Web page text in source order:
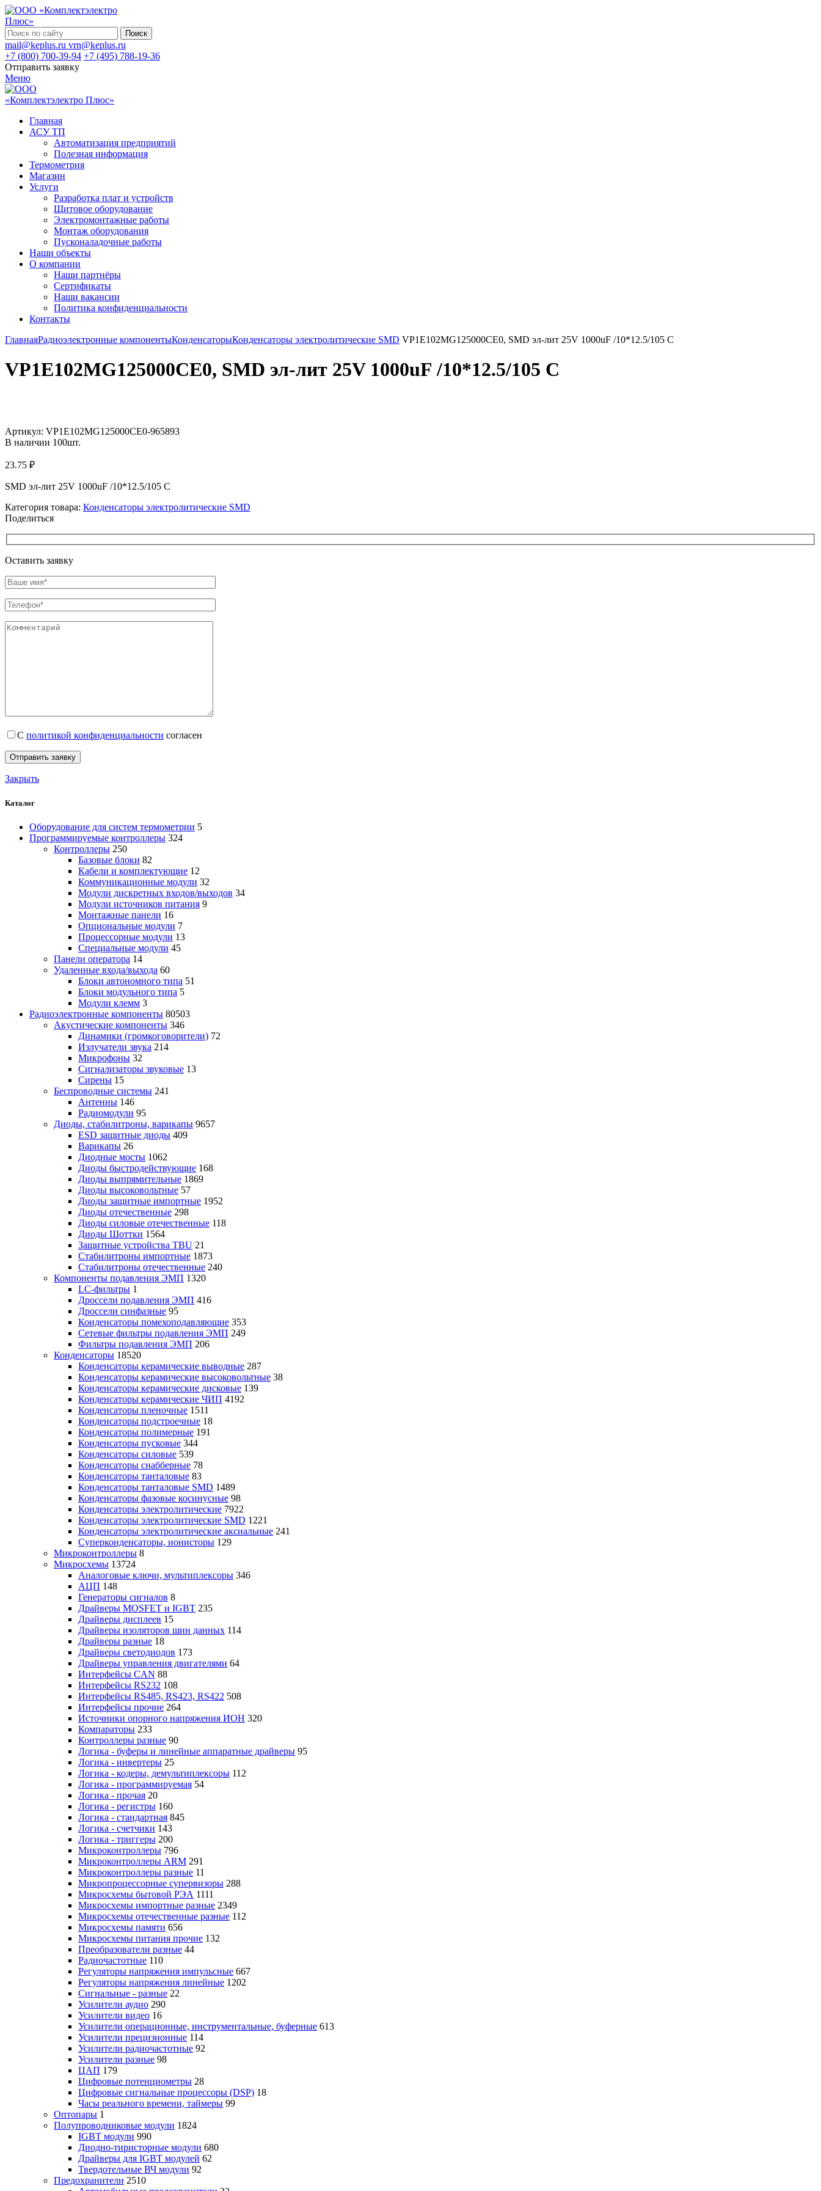
Поиск
mail@keplus.ru vrn@keplus.ru
+7 (800) 700-39-94 +7 (495) 788-19-36
Отправить заявку
Меню
Главная
АСУ ТП
Автоматизация предприятий
Полезная информация
Термометрия
Магазин
Услуги
Разработка плат и устройств
Щитовое оборудование
Электромонтажные работы
Монтаж оборудования
Пусконаладочные работы
Наши объекты
О компании
Наши партнёры
Сертификаты
Наши вакансии
Политика конфиденциальности
Контакты
ГлавнаяРадиоэлектронные компонентыКонденсаторыКонденсаторы электролитические SMD VP1E102MG125000CE0, SMD эл-лит 25V 1000uF /10*12.5/105 C
VP1E102MG125000CE0, SMD эл-лит 25V 1000uF /10*12.5/105 C
Артикул: VP1E102MG125000CE0-965893
В наличии 100шт.
23.75 ₽
SMD эл-лит 25V 1000uF /10*12.5/105 C
Категория товара: Конденсаторы электролитические SMD
Поделиться
Оставить заявку
С политикой конфиденциальности согласен
Закрыть
Каталог
Оборудование для систем термометрии 5
Программируемые контроллеры 324
Контроллеры 250
Базовые блоки 82
Кабели и комплектующие 12
Коммуникационные модули 32
Модули дискретных входов/выходов 34
Модули источников питания 9
Монтажные панели 16
Опциональные модули 7
Процессорные модули 13
Специальные модули 45
Панели оператора 14
Удаленные входа/выхода 60
Блоки автономного типа 51
Блоки модульного типа 5
Модули клемм 3
Радиоэлектронные компоненты 80503
Акустические компоненты 346
Динамики (громкоговорители) 72
Излучатели звука 214
Микрофоны 32
Сигнализаторы звуковые 13
Сирены 15
Беспроводные системы 241
Антенны 146
Радиомодули 95
Диоды, стабилитроны, варикапы 9657
ESD защитные диоды 409
Варикапы 26
Диодные мосты 1062
Диоды быстродействующие 168
Диоды выпрямительные 1869
Диоды высоковольтные 57
Диоды защитные импортные 1952
Диоды отечественные 298
Диоды силовые отечественные 118
Диоды Шоттки 1564
Защитные устройства TBU 21
Стабилитроны импортные 1873
Стабилитроны отечественные 240
Компоненты подавления ЭМП 1320
LC-фильтры 1
Дроссели подавления ЭМП 416
Дроссели синфазные 95
Конденсаторы помехоподавляющие 353
Сетевые фильтры подавления ЭМП 249
Фильтры подавления ЭМП 206
Конденсаторы 18520
Конденсаторы керамические выводные 287
Конденсаторы керамические высоковольтные 38
Конденсаторы керамические дисковые 139
Конденсаторы керамические ЧИП 4192
Конденсаторы пленочные 1511
Конденсаторы подстроечные 18
Конденсаторы полимерные 191
Конденсаторы пусковые 344
Конденсаторы силовые 539
Конденсаторы снабберные 78
Конденсаторы танталовые 83
Конденсаторы танталовые SMD 1489
Конденсаторы фазовые косинусные 98
Конденсаторы электролитические 7922
Конденсаторы электролитические SMD 1221
Конденсаторы электролитические аксиальные 241
Суперконденсаторы, ионисторы 129
Микроконтроллеры 8
Микросхемы 13724
Аналоговые ключи, мультиплексоры 346
АЦП 148
Генераторы сигналов 8
Драйверы MOSFET и IGBT 235
Драйверы дисплеев 15
Драйверы изоляторов шин данных 114
Драйверы разные 18
Драйверы светодиодов 173
Драйверы управления двигателями 64
Интерфейсы CAN 88
Интерфейсы RS232 108
Интерфейсы RS485, RS423, RS422 508
Интерфейсы прочие 264
Источники опорного напряжения ИОН 320
Компараторы 233
Контроллеры разные 90
Логика - буферы и линейные аппаратные драйверы 95
Логика - инвертеры 25
Логика - кодеры, демультиплексоры 112
Логика - программируемая 54
Логика - прочая 20
Логика - регистры 160
Логика - стандартная 845
Логика - счетчики 143
Логика - триггеры 200
Микроконтроллеры 796
Микроконтроллеры ARM 291
Микроконтроллеры разные 11
Микропроцессорные супервизоры 288
Микросхемы бытовой РЭА 1111
Микросхемы импортные разные 2349
Микросхемы отечественные разные 112
Микросхемы памяти 656
Микросхемы питания прочие 132
Преобразователи разные 44
Радиочастотные 110
Регуляторы напряжения импульсные 667
Регуляторы напряжения линейные 1202
Сигнальные - разные 22
Усилители аудио 290
Усилители видео 16
Усилители операционные, инструментальные, буферные 613
Усилители прецизионные 114
Усилители радиочастотные 92
Усилители разные 98
ЦАП 179
Цифровые потенциометры 28
Цифровые сигнальные процессоры (DSP) 18
Часы реального времени, таймеры 99
Оптопары 1
Полупроводниковые модули 1824
IGBT модули 990
Диодно-тиристорные модули 680
Драйверы для IGBT модулей 62
Твердотельные ВЧ модули 92
Предохранители 2510